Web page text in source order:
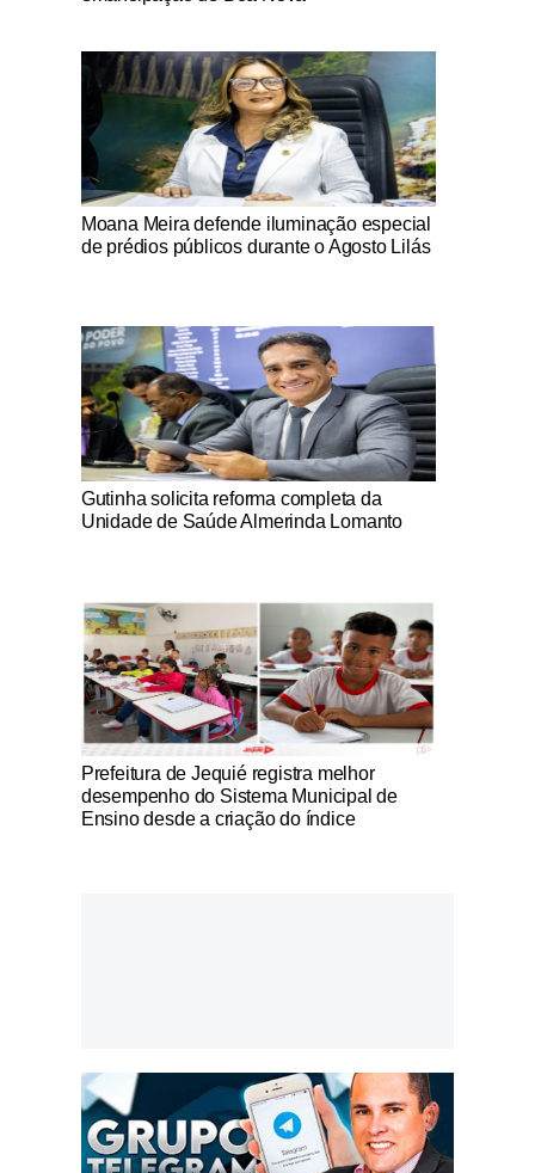
Notícias Católicas
Moana Meira defende iluminação especial
de prédios públicos durante o Agosto Lilás
Notícias Católicas
Gutinha solicita reforma completa da
Unidade de Saúde Almerinda Lomanto
Notícias Católicas
Prefeitura de Jequié registra melhor
desempenho do Sistema Municipal de
Ensino desde a criação do índice